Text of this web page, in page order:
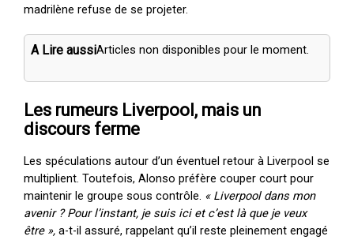
madrilène refuse de se projeter.
A Lire aussiArticles non disponibles pour le moment.
Les rumeurs Liverpool, mais un
discours ferme
Les spéculations autour d’un éventuel retour à Liverpool se
multiplient. Toutefois, Alonso préfère couper court pour
maintenir le groupe sous contrôle. « Liverpool dans mon
avenir ? Pour l’instant, je suis ici et c’est là que je veux
être », a-t-il assuré, rappelant qu’il reste pleinement engagé